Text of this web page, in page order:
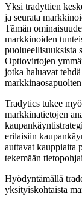
Yksi tradyttien
ja seurata
Tämän
markkinoiden
puolueellisuuksista
Optiovirtojen
jotka haluavat
Tradytics tukee
markkinatietojen
erilaisiin
auttavat kauppiaita
tekemään
Hyödyntämällä
yksityiskohtaista